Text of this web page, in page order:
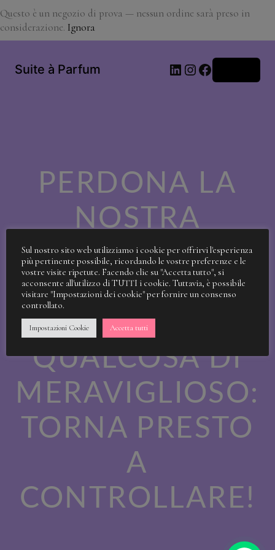
Questo è un negozio di prova — nessun ordine sarà preso in
considerazione. Ignora
Suite à Parfum LinkedIn
Instagram
Facebook
PERDONA LA
NOSTRA
SPORCIZIA!
STIAMO
LAVORANDO A
QUALCOSA DI
MERAVIGLIOSO:
TORNA PRESTO
A
CONTROLLARE!
Sul nostro sito web utilizziamo i cookie per offrirvi l'esperienza
più pertinente possibile, ricordando le vostre preferenze e le
vostre visite ripetute. Facendo clic su "Accetta tutto", si
acconsente all'utilizzo di TUTTI i cookie. Tuttavia, è possibile
visitare "Impostazioni dei cookie" per fornire un consenso
controllato.
Impostazioni Cookie Accetta tutti